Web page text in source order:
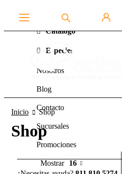
Catálogo
Especies
Nosotros
Blog
Contacto
Sucursales
Promociones
Inicio Shop
Shop
Mostrar 16